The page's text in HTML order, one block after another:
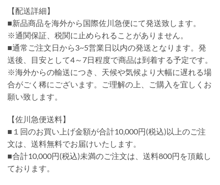
【配送詳細】
■新品商品を海外から国際佐川急便にて発送致します。
※通関保証、税関に止められることがありません。
■通常ご注文日から3~5営業日以内の発送となります。発
送後、目安として4～7日程度で商品は到着する予定です。
※海外からの輸送につき、天候や気候より大幅に遅れる場
合がごく稀にございます。ご理解の上、ご購入を宜しくお
願い致します。
【佐川急便送料】
■１回のお買い上げ金額が合計10,000円(税込)以上のご注
文は、送料無料でお届けいたします。
■合計10,000円(税込)未満のご注文は、送料800円を頂戴し
ております。